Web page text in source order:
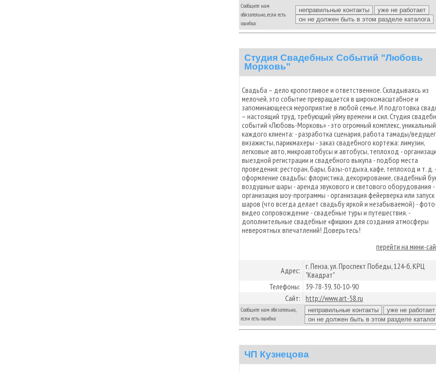
Сообщите нам
обязательно, если есть
ошибка:
Студия Свадебных Событий "Любовь
Морковь"
Свадьба – дело кропотливое и ответственное. Складываясь из
мелочей, это событие превращается в широкомасштабное и
запоминающееся мероприятие в любой семье. И подготовка
– настоящий труд, требующий уйму времени и сил. Студия
событий «Любовь-Морковь» - это огромный комплекс,
каждого клиента: - разработка сценария, работа тамады/
визажисты, парикмахеры - заказ свадебного кортежа: лимузин,
легковые авто, микроавтобусы и автобусы, теплоход -
выездной регистрации и свадебного выкупа - подбор места
проведения: ресторан, бары, базы-отдыха, кафе, теплоход и т. д. -
оформление свадьбы: флористика, декорирование, свадебный
воздушные шары - аренда звукового и светового оборудования -
организация шоу-программы - организация фейерверка или запуск
шаров (что всегда делает свадьбу яркой и незабываемой) -
видео сопровождение - свадебные туры и путешествия. -
дополнительные свадебные «фишки» для создания атмосферы
невероятных впечатлений! Доверьтесь!
перейти на мини-
Адрес: г. Пенза, ул. Проспект Победы, 124-б, КРЦ
"Квадрат"
Телефоны:
39-78-39, 30-10-90
Сайт: http://www.art-58.ru
Сообщите нам обязательно,
если есть ошибка:
ЧП Кузнецова